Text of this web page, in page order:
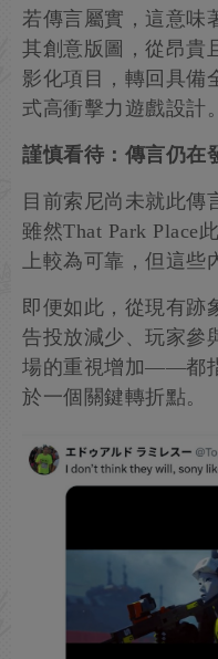
若傳言屬實，這意味
其創意版圖，從昂貴
影化項目，轉回具備
式高衝擊力遊戲設計。
謹慎看待：傳言仍在
目前索尼尚未就此傳
雖然That Park Place
上較為可靠，但這些
即便如此，從現有
告投放減少、玩家參
場的重視增加——都
於一個關鍵轉折點。